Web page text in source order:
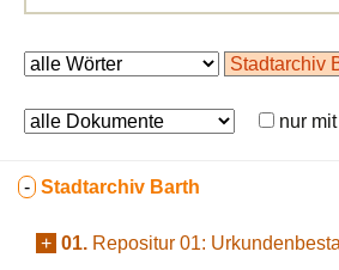
nur
- Stadtarchiv Barth
+ 01. Repositur 01: